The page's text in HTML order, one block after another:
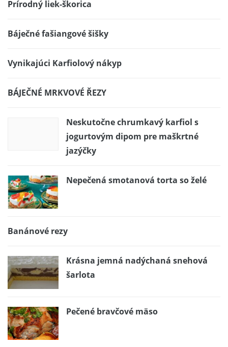
Prírodný liek-škorica
Báječné fašiangové šišky
Vynikajúci Karfiolový nákyp
BÁJEČNÉ MRKVOVÉ ŘEZY
Neskutočne chrumkavý karfiol s
jogurtovým dipom pre maškrtné
jazýčky
Nepečená smotanová torta so želé
Banánové rezy
Krásna jemná nadýchaná snehová
šarlota
Pečené bravčové mäso